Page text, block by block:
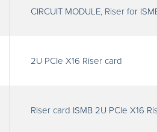
CIRCUIT MODULE, Riser for
2U PCIe X16 Riser card
Riser card ISMB 2U PCIe X16